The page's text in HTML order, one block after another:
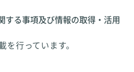
する事項及び情報の取得・活用
を行っています。